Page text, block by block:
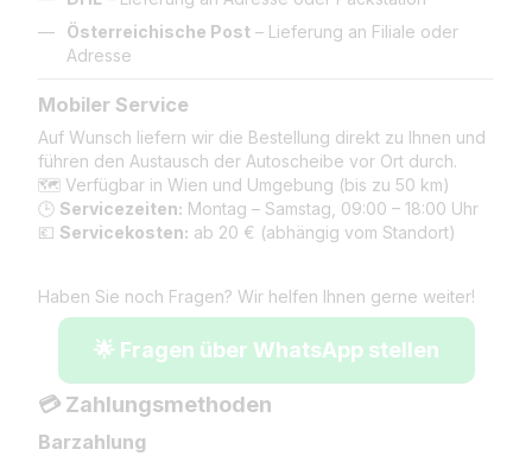
Österreichische Post – Lieferung an Filiale oder
Adresse
Mobiler Service
Auf Wunsch liefern wir die Bestellung direkt zu Ihnen und
führen den Austausch der Autoscheibe vor Ort durch.
🗺️ Verfügbar in Wien und Umgebung (bis zu 50 km)
🕒 Servicezeiten: Montag – Samstag, 09:00 – 18:00 Uhr
💶 Servicekosten: ab 20 € (abhängig vom Standort)
Haben Sie noch Fragen? Wir helfen Ihnen gerne weiter!
🌟 Fragen über WhatsApp stellen
💳 Zahlungsmethoden
Barzahlung